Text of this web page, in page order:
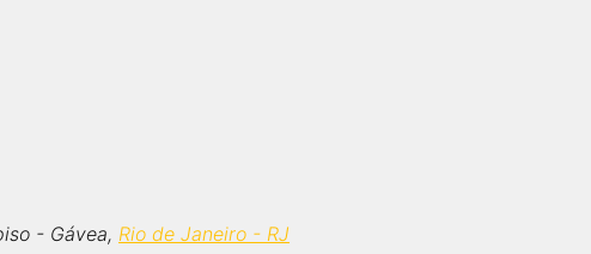
- Gávea, Rio de Janeiro - RJ